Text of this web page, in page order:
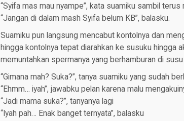
“Syifa mas mau nyampe”, kata suamiku sambil
“Jangan di dalam mash Syifa belum KB”, balasku.
Suamiku pun langsung mencabut kontolnya dan
hingga kontolnya tepat diarahkan ke susuku hingga
memuntahkan spermanya yang berhamburan di
“Gimana mah? Suka?”, tanya suamiku yang sudah
“Ehmm… iyah”, jawabku pelan karena malu
“Jadi mama suka?”, tanyanya lagi
“Iyah pah… Enak banget ternyata”, balasku